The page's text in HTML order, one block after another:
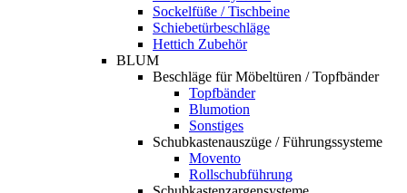
Sockelfüße / Tischbeine
Schiebetürbeschläge
Hettich Zubehör
BLUM
Beschläge für Möbeltüren / Topfbänder
Topfbänder
Blumotion
Sonstiges
Schubkastenauszüge / Führungssysteme
Movento
Rollschubführung